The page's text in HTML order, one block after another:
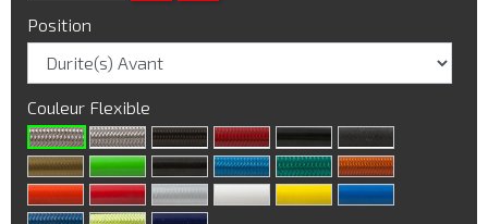
Position
Couleur Flexible